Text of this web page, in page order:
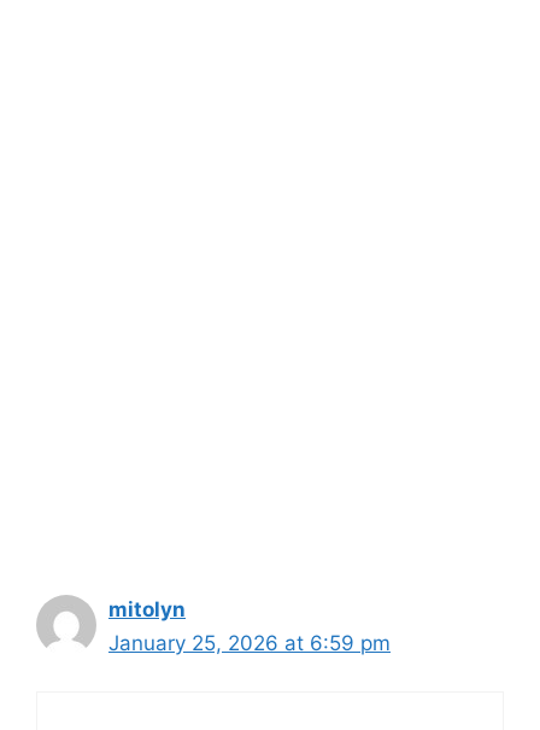
mitolyn
January 25, 2026 at 6:59 pm